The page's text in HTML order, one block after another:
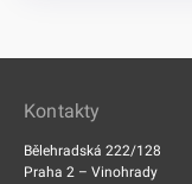
Kontakty
Bělehradská 222/128
Praha 2 – Vinohrady